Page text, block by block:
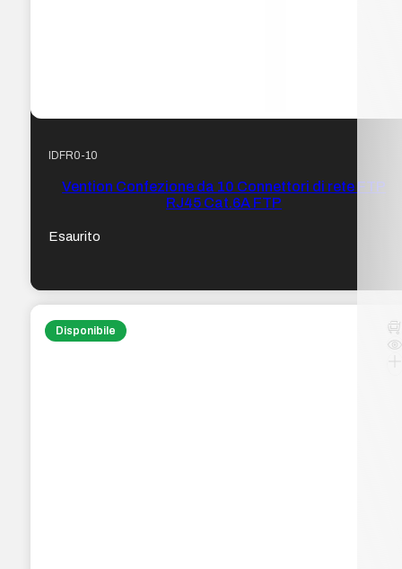
IDFR0-10
Vention Confezione da 10 Connettori di rete FTP
RJ45 Cat.6A FTP
Esaurito
Disponibile